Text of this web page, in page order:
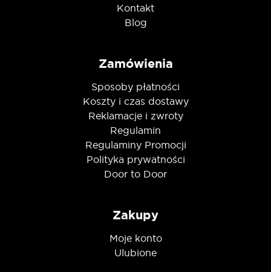
Kontakt
Blog
Zamówienia
Sposoby płatności
Koszty i czas dostawy
Reklamacje i zwroty
Regulamin
Regulaminy Promocji
Polityka prywatności
Door to Door
Zakupy
Moje konto
Ulubione